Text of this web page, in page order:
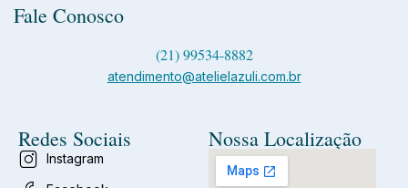
Fale Conosco
(21) 99534-8882
atendimento@atelielazuli.com.br
Redes Sociais
Instagram
Nossa Localização